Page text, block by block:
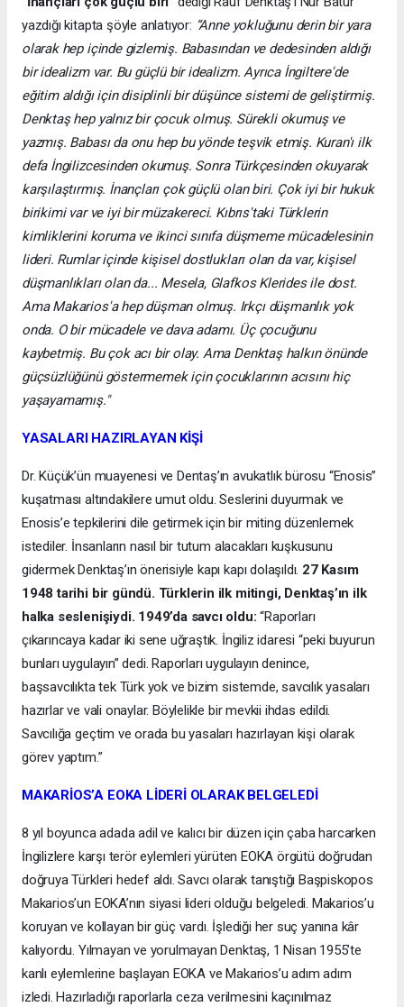
yazdığı kitapta şöyle anlatıyor: “Anne yokluğunu derin bir yara
olarak hep içinde gizlemiş. Babasından ve dedesinden aldığı
bir idealizm var. Bu güçlü bir idealizm. Ayrıca İngiltere'de
eğitim aldığı için disiplinli bir düşünce sistemi de geliştirmiş.
Denktaş hep yalnız bir çocuk olmuş. Sürekli okumuş ve
yazmış. Babası da onu hep bu yönde teşvik etmiş. Kuran'ı ilk
defa İngilizcesinden okumuş. Sonra Türkçesinden okuyarak
karşılaştırmış. İnançları çok güçlü olan biri. Çok iyi bir hukuk
birikimi var ve iyi bir müzakereci. Kıbrıs'taki Türklerin
kimliklerini koruma ve ikinci sınıfa düşmeme mücadelesinin
lideri. Rumlar içinde kişisel dostlukları olan da var, kişisel
düşmanlıkları olan da... Mesela, Glafkos Klerides ile dost.
Ama Makarios'a hep düşman olmuş. Irkçı düşmanlık yok
onda. O bir mücadele ve dava adamı. Üç çocuğunu
kaybetmiş. Bu çok acı bir olay. Ama Denktaş halkın önünde
güçsüzlüğünü göstermemek için çocuklarının acısını hiç
yaşayamamış."
YASALARI HAZIRLAYAN KİŞİ
Dr. Küçük’ün muayenesi ve Dentaş’ın avukatlık bürosu “Enosis”
kuşatması altındakilere umut oldu. Seslerini duyurmak ve
Enosis’e tepkilerini dile getirmek için bir miting düzenlemek
istediler. İnsanların nasıl bir tutum alacakları kuşkusunu
gidermek Denktaş’ın önerisiyle kapı kapı dolaşıldı. 27 Kasım
1948 tarihi bir gündü. Türklerin ilk mitingi, Denktaş’ın ilk
halka seslenişiydi. 1949’da savcı oldu:“Raporları
çıkarıncaya kadar iki sene uğraştık. İngiliz idaresi “peki buyurun
bunları uygulayın” dedi. Raporları uygulayın denince,
başsavcılıkta tek Türk yok ve bizim sistemde, savcılık yasaları
hazırlar ve vali onaylar. Böylelikle bir mevkii ihdas edildi.
Savcılığa geçtim ve orada bu yasaları hazırlayan kişi olarak
görev yaptım.”
MAKARİOS’A EOKA LİDERİ OLARAK BELGELEDİ
8 yıl boyunca adada adil ve kalıcı bir düzen için çaba harcarken
İngilizlere karşı terör eylemleri yürüten EOKA örgütü doğrudan
doğruya Türkleri hedef aldı. Savcı olarak tanıştığı Başpiskopos
Makarios’un EOKA’nın siyasi lideri olduğu belgeledi. Makarios’u
koruyan ve kollayan bir güç vardı. İşlediği her suç yanına kâr
kalıyordu. Yılmayan ve yorulmayan Denktaş, 1 Nisan 1955’te
kanlı eylemlerine başlayan EOKA ve Makarios’u adım adım
izledi. Hazırladığı raporlarla ceza verilmesini kaçınılmaz